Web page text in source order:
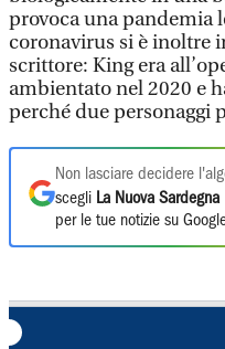
provoca una pandemia
coronavirus si è inoltre
scrittore: King era
ambientato nel 2020 e
perché due personaggi
Non lasciare decidere
scegli La Nuova Sardegna
per le tue notizie su